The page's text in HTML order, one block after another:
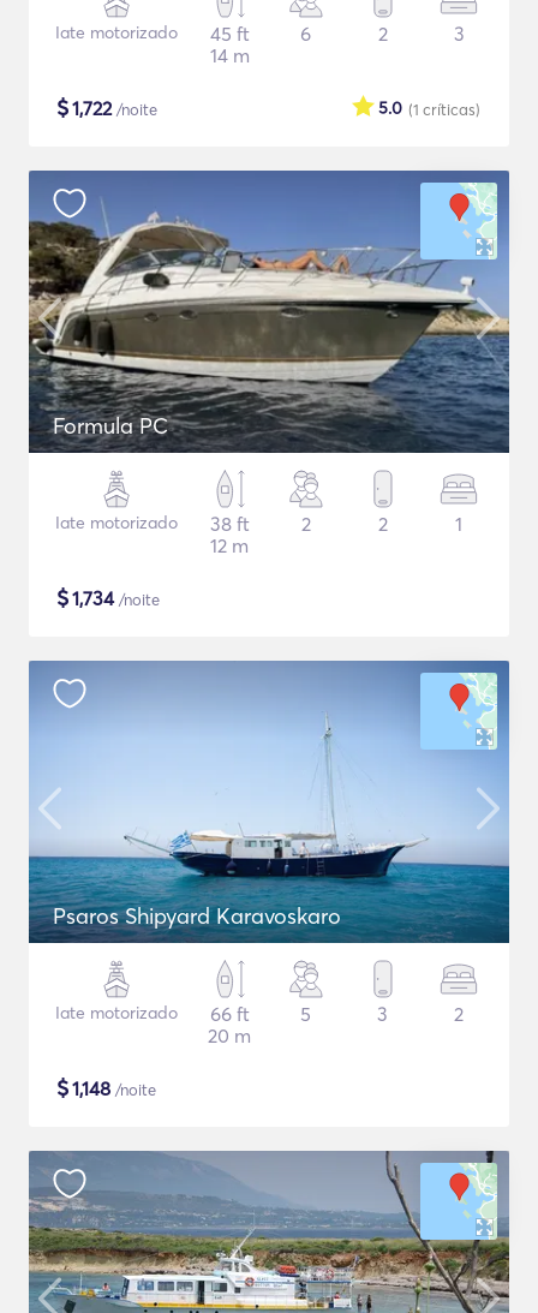
Iate motorizado
45 ft
14 m
6 2 3
$1,722/noite (1 críticas)
5.0
Formula PC
Iate motorizado
38 ft
12 m
2 2 1
$1,734/noite
Psaros Shipyard Karavoskaro
Iate motorizado
66 ft
20 m
5 3 2
$1,148 /noite